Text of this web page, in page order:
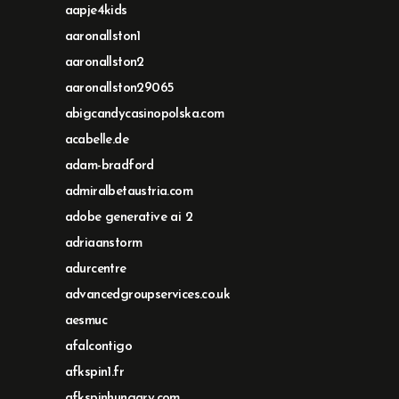
aapje4kids
aaronallston1
aaronallston2
aaronallston29065
abigcandycasinopolska.com
acabelle.de
adam-bradford
admiralbetaustria.com
adobe generative ai 2
adriaanstorm
adurcentre
advancedgroupservices.co.uk
aesmuc
afalcontigo
afkspin1.fr